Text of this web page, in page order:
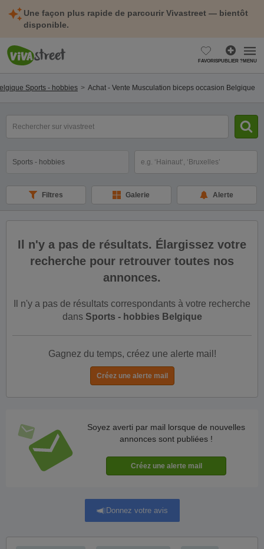
Une façon plus rapide de parcourir Vivastreet — bientôt
disponible.
FAVORISPUBLIER ?MENU
Sports - hobbies Achat - Vente Musculation biceps occasion Belgique
clé(s)
Filtres Galerie Alerte
Il n'y a pas de résultats. Élargissez votre
recherche pour retrouver toutes nos
annonces.
Il n'y a pas de résultats correspondants à votre recherche
dans Sports - hobbies Belgique
Gagnez du temps, créez une alerte mail!
Soyez averti par mail lorsque de nouvelles
annonces sont publiées !
Donnez votre avis